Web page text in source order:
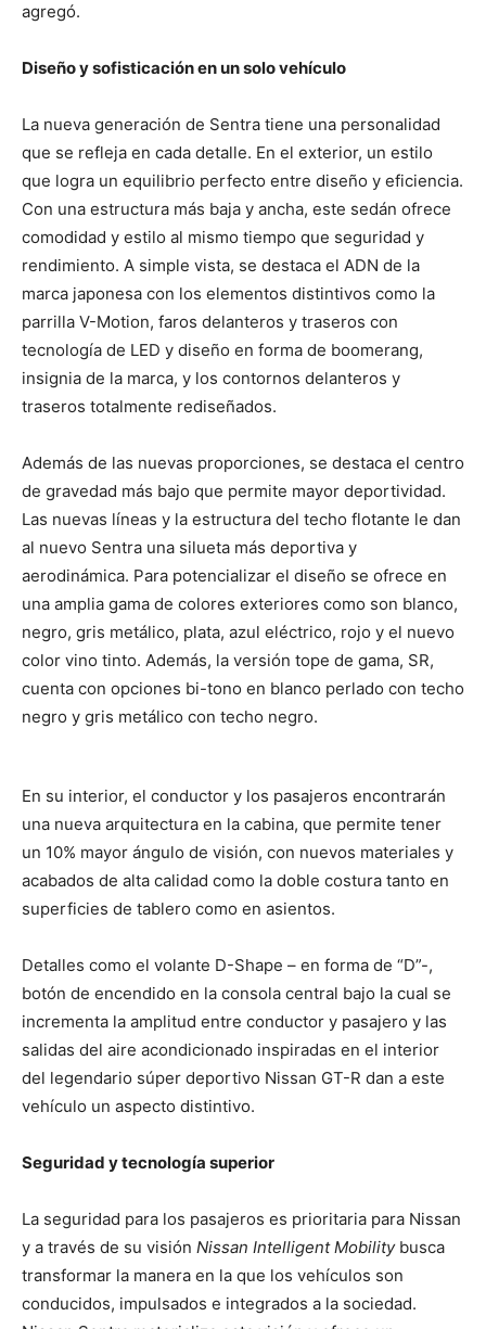
agregó.
Diseño y sofisticación en un solo vehículo
La nueva generación de Sentra tiene una personalidad
que se refleja en cada detalle. En el exterior, un estilo
que logra un equilibrio perfecto entre diseño y eficiencia.
Con una estructura más baja y ancha, este sedán ofrece
comodidad y estilo al mismo tiempo que seguridad y
rendimiento. A simple vista, se destaca el ADN de la
marca japonesa con los elementos distintivos como la
parrilla V-Motion, faros delanteros y traseros con
tecnología de LED y diseño en forma de boomerang,
insignia de la marca, y los contornos delanteros y
traseros totalmente rediseñados.
Además de las nuevas proporciones, se destaca el centro
de gravedad más bajo que permite mayor deportividad.
Las nuevas líneas y la estructura del techo flotante le dan
al nuevo Sentra una silueta más deportiva y
aerodinámica. Para potencializar el diseño se ofrece en
una amplia gama de colores exteriores como son blanco,
negro, gris metálico, plata, azul eléctrico, rojo y el nuevo
color vino tinto. Además, la versión tope de gama, SR,
cuenta con opciones bi-tono en blanco perlado con techo
negro y gris metálico con techo negro.
En su interior, el conductor y los pasajeros encontrarán
una nueva arquitectura en la cabina, que permite tener
un 10% mayor ángulo de visión, con nuevos materiales y
acabados de alta calidad como la doble costura tanto en
superficies de tablero como en asientos.
Detalles como el volante D-Shape – en forma de “D”-,
botón de encendido en la consola central bajo la cual se
incrementa la amplitud entre conductor y pasajero y las
salidas del aire acondicionado inspiradas en el interior
del legendario súper deportivo Nissan GT-R dan a este
vehículo un aspecto distintivo.
Seguridad y tecnología superior
La seguridad para los pasajeros es prioritaria para Nissan
y a través de su visión Nissan Intelligent Mobilitybusca
transformar la manera en la que los vehículos son
conducidos, impulsados e integrados a la sociedad.